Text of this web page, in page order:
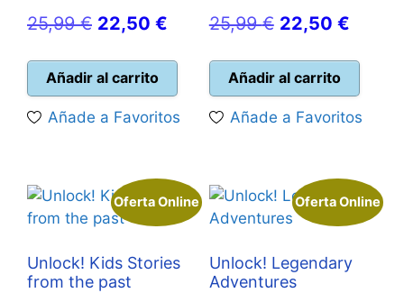
25,99€ El
original
era:
25,99 €.
22,50 €
es:
22,50 €.
Añadir al carrito
Añade a Favoritos
25,99€ El
original
era:
25,99 €.
22,50 €El
es:
22,50
Añadir al carrito
Añade a Favoritos
Oferta Online
Unlock! Kids Stories
from the past
Oferta Online
Unlock! Legendary
Adventures